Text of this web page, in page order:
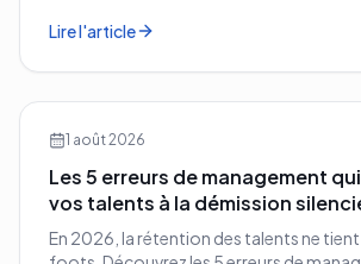
Lire l'article
1 août 2026
Les 5 erreurs de management
vos talents à la démission
En 2026, la rétention des talents ne